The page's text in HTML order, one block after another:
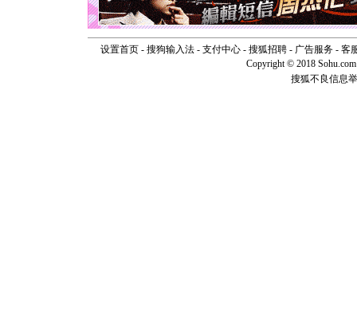
[元旦]看
断电。爱
你是我专
[元旦]
如
起；二是
离。水晶
[元旦]当
设置首页- 搜狗输入法- 支付中心- 搜狐招聘- 广告服务- 客
Copyright © 2018
搜狐不良信息